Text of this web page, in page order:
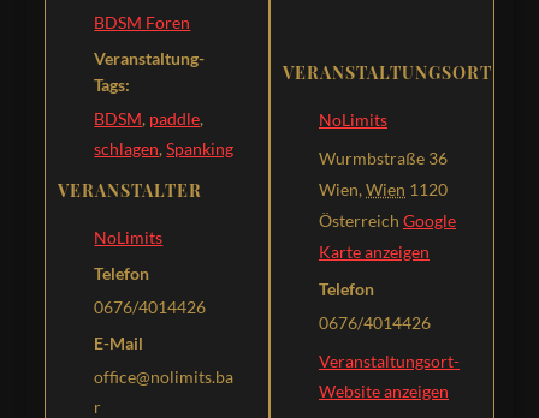
BDSM Foren
Veranstaltung-
Tags:
BDSM, paddle,
schlagen,Spanking
VERANSTALTER
NoLimits
Telefon
0676/4014426
E-Mail
office@nolimits.ba
r
VERANSTALTUNGSORT
NoLimits
Wurmbstraße 36
Wien, Wien 1120
Österreich Google
Karte anzeigen
Telefon
0676/4014426
Veranstaltungsort-
Website anzeigen